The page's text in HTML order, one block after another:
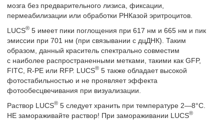
мозга без предварительного лизиса, фиксации,
пермеабилизации или обработки РНКазой эритроцитов.
LUCS® 5 имеет пики поглощения при 617 нм и 665 нм и пик
эмиссии при 701 нм (при связывании с дцДНК). Таким
образом, данный краситель спектрально совместим
с наиболее распространенными метками, такими как GFP,
FITC, R-PE или RFP. LUCS® 5 также обладает высокой
фотостабильностью и не проявляет эффекта
фотообесцвечивания при визуализации.
Раствор LUCS® 5 следует хранить при температуре 2—8°C.
НЕ замораживайте раствор! При замораживании LUCS®